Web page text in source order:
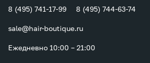
8 (495) 741-17-99 8 (495) 744-63-74
sale@hair-boutique.ru
Ежедневно 10:00 – 21:00